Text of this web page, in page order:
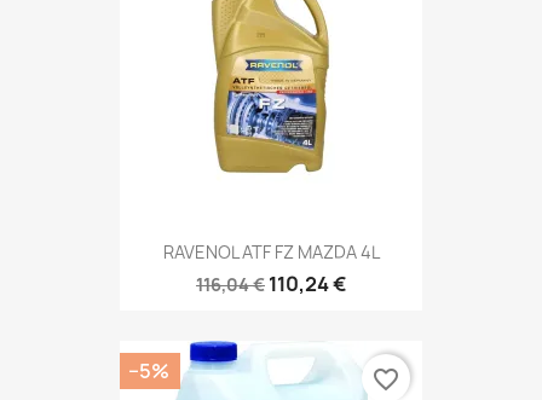
RAVENOL ATF FZ MAZDA 4L
116,04 € 110,24 €
−5% favorite_border